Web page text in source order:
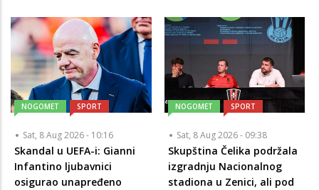
NOGOMET SPORT
Sat, 8 Aug 2026 - 10:16
Skandal u UEFA-i: Gianni
Infantino ljubavnici
osigurao unapređeno
NOGOMET SPORT
Sat, 8 Aug 2026 - 09:38
Skupština Čelika podržala
izgradnju Nacionalnog
stadiona u Zenici, ali pod